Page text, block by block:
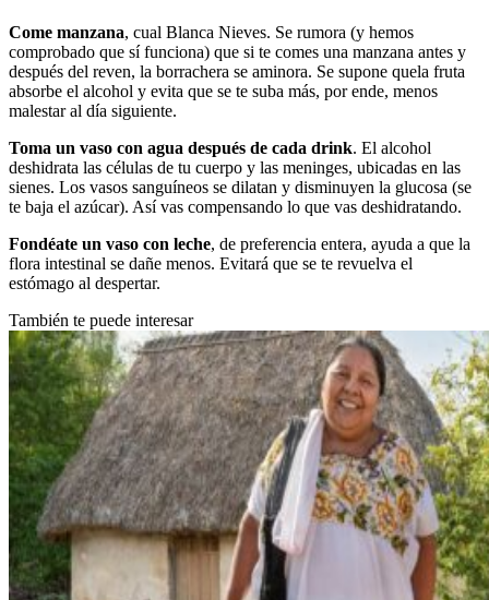
Come manzana, cual Blanca Nieves. Se rumora (y hemos
comprobado que sí funciona) que si te comes una manzana antes y
después del reven, la borrachera se aminora. Se supone quela fruta
absorbe el alcohol y evita que se te suba más, por ende, menos
malestar al día siguiente.
Toma un vaso con agua después de cada drink. El alcohol
deshidrata las células de tu cuerpo y las meninges, ubicadas en las
sienes. Los vasos sanguíneos se dilatan y disminuyen la glucosa (se
te baja el azúcar). Así vas compensando lo que vas deshidratando.
Fondéate un vaso con leche, de preferencia entera, ayuda a que la
flora intestinal se dañe menos. Evitará que se te revuelva el
estómago al despertar.
También te puede interesar